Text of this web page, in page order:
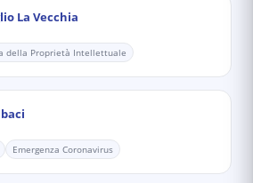
La Vecchia
della Proprietà Intellettuale
Emergenza Coronavirus